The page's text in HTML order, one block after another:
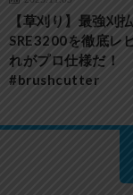
【草刈り】最強刈
SRE3200を徹底レ
れがプロ仕様だ！
#brushcutter